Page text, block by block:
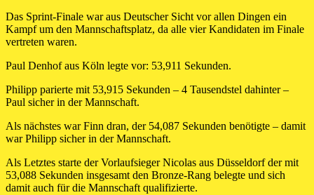
Das Sprint-Finale war aus Deutscher Sicht vor allen Dingen ein
Kampf um den Mannschaftsplatz, da alle vier Kandidaten im Finale
vertreten waren.
Paul Denhof aus Köln legte vor: 53,911 Sekunden.
Philipp parierte mit 53,915 Sekunden – 4 Tausendstel dahinter –
Paul sicher in der Mannschaft.
Als nächstes war Finn dran, der 54,087 Sekunden benötigte – damit
war Philipp sicher in der Mannschaft.
Als Letztes starte der Vorlaufsieger Nicolas aus Düsseldorf der mit
53,088 Sekunden insgesamt den Bronze-Rang belegte und sich
damit auch für die Mannschaft qualifizierte.